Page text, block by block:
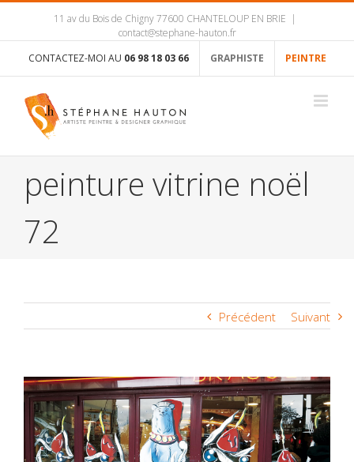
11 av du Bois de Chigny 77600 CHANTELOUP EN BRIE |
contact@stephane-hauton.fr
CONTACTEZ-MOI AU 06 98 18 03 66 GRAPHISTE PEINTRE
peinture vitrine noël
72
Précédent Suivant